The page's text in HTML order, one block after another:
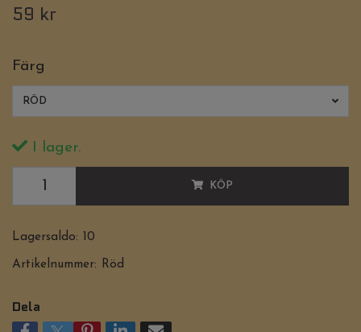
59 kr
Färg
RÖD
I lager.
KÖP
Lagersaldo: 10
Artikelnummer: Röd
Dela